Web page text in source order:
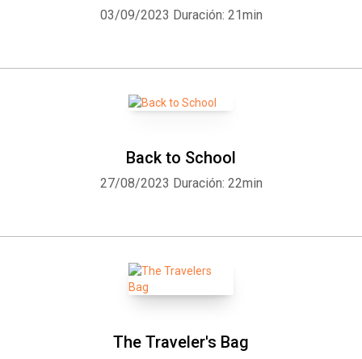
03/09/2023 Duración: 21min
Back to School
27/08/2023 Duración: 22min
The Traveler's Bag